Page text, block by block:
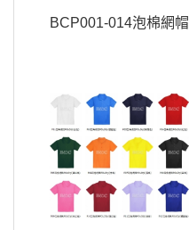
BCP001-014泡棉網帽